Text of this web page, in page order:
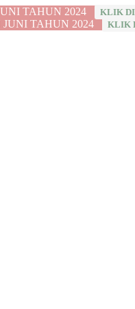
TAHUN 2024 KLIK
TAHUN 2024 KLIK